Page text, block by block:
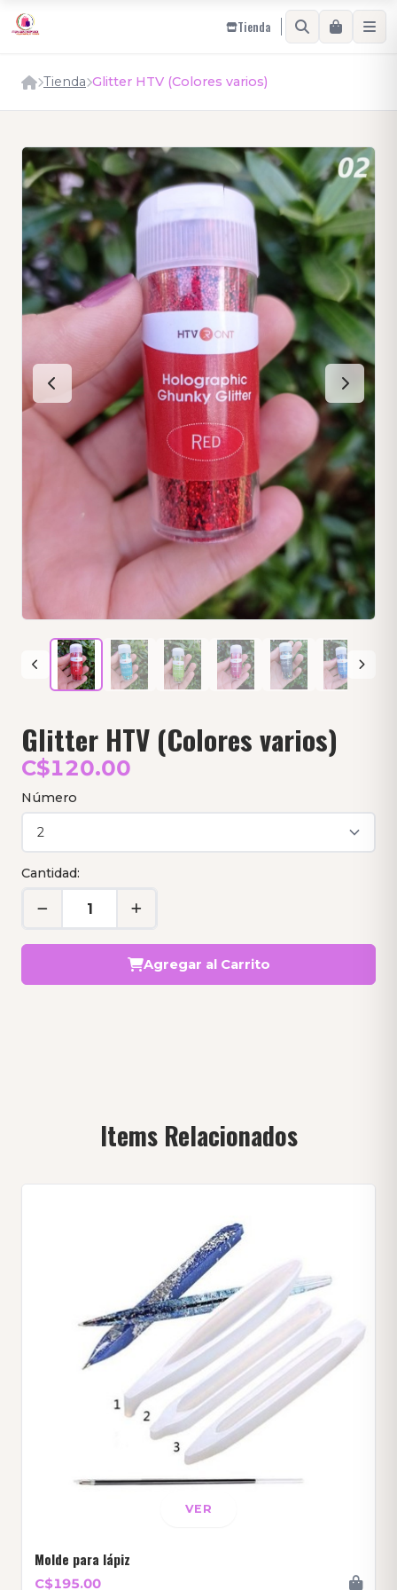
Tienda
Tienda Glitter HTV (Colores varios)
Glitter HTV (Colores varios)
C$120.00
Número
Cantidad:
Agregar al Carrito
Items Relacionados
VER
Molde para lápiz
C$195.00